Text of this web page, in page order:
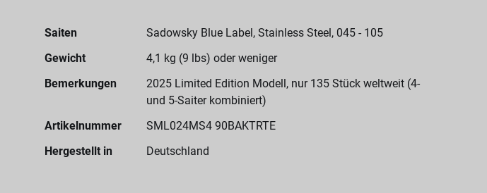
Saiten
Sadowsky Blue Label, Stainless Steel, 045 - 105
Gewicht
4,1 kg (9 lbs) oder weniger
Bemerkungen
2025 Limited Edition Modell, nur 135 Stück weltweit (4-
und 5-Saiter kombiniert)
Artikelnummer
SML024MS4 90BAKTRTE
Hergestellt in
Deutschland